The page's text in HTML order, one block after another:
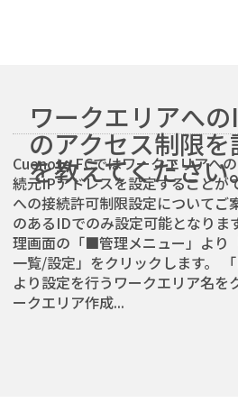
ワークエリアへ
のアクセス制限
を教えてください
Cuenote FCではワークエリアへ
続元IPアドレスを設定することが
への接続許可制限設定について
のあるIDでのみ設定可能となり
理画面の「■管理メニュー」より
一覧/設定」をクリックします。
より設定を行うワークエリア名
ークエリア作成...